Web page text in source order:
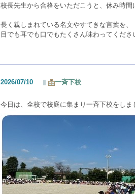
校長先生から合格をいただこうと、休み時間
長く親しまれている名文やすてきな言葉を、
目でも耳でも口でもたくさん味わってくださ
2026/07/10 一斉下校
今日は、全校で校庭に集まり一斉下校をしま